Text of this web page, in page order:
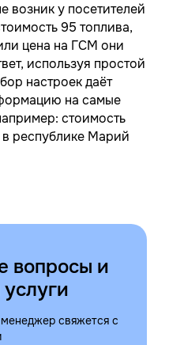
возник у посетителей
95 топлива,
цена на ГСМ они
используя простой
настроек даёт
на самые
стоимость
в республике Марий
вопросы и
свяжется с